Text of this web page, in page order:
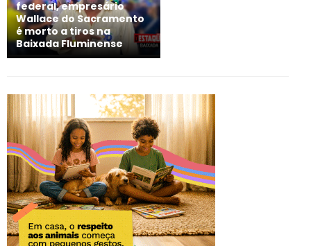
federal, empresário
Wallace do Sacramento
é morto a tiros na
Baixada Fluminense